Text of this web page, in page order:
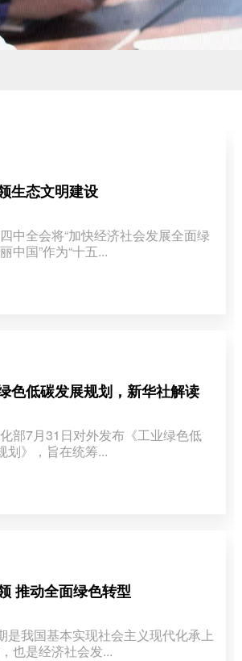
生态文明建设
全会将“加快经济社会发展全面绿
中国”作为“十五...
色低碳发展规划，新华社解读
7月31日对外发布《工业绿色低
划》，旨在统筹...
推动全面绿色转型
我国基本实现社会主义现代化承上
也是经济社会发...